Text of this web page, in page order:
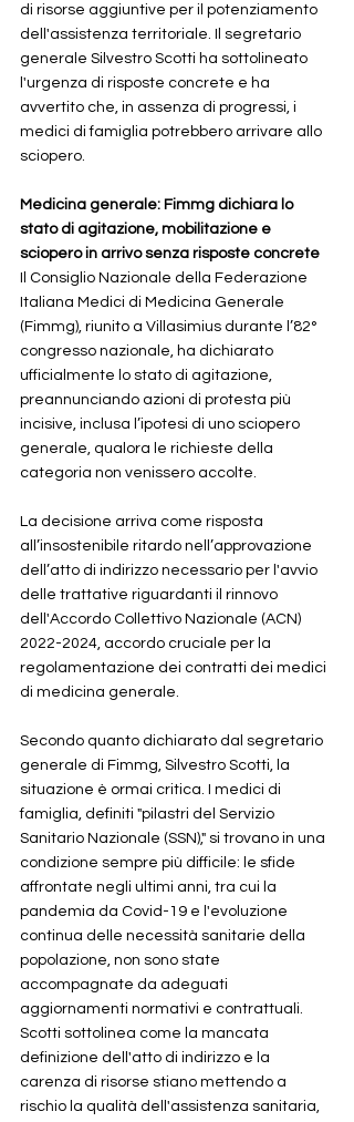
di risorse aggiuntive per il potenziamento
dell'assistenza territoriale. Il segretario
generale Silvestro Scotti ha sottolineato
l'urgenza di risposte concrete e ha
avvertito che, in assenza di progressi, i
medici di famiglia potrebbero arrivare allo
sciopero.
Medicina generale: Fimmg dichiara lo
stato di agitazione, mobilitazione e
sciopero in arrivo senza risposte concrete
Il Consiglio Nazionale della Federazione
Italiana Medici di Medicina Generale
(Fimmg), riunito a Villasimius durante l’82°
congresso nazionale, ha dichiarato
ufficialmente lo stato di agitazione,
preannunciando azioni di protesta più
incisive, inclusa l’ipotesi di uno sciopero
generale, qualora le richieste della
categoria non venissero accolte.
La decisione arriva come risposta
all’insostenibile ritardo nell’approvazione
dell’atto di indirizzo necessario per l'avvio
delle trattative riguardanti il rinnovo
dell'Accordo Collettivo Nazionale (ACN)
2022-2024, accordo cruciale per la
regolamentazione dei contratti dei medici
di medicina generale.
Secondo quanto dichiarato dal segretario
generale di Fimmg, Silvestro Scotti, la
situazione è ormai critica. I medici di
famiglia, definiti "pilastri del Servizio
Sanitario Nazionale (SSN)," si trovano in una
condizione sempre più difficile: le sfide
affrontate negli ultimi anni, tra cui la
pandemia da Covid-19 e l'evoluzione
continua delle necessità sanitarie della
popolazione, non sono state
accompagnate da adeguati
aggiornamenti normativi e contrattuali.
Scotti sottolinea come la mancata
definizione dell'atto di indirizzo e la
carenza di risorse stiano mettendo a
rischio la qualità dell'assistenza sanitaria,